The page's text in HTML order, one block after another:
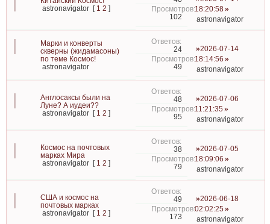
astronavigator
[ 1 2 ]
102
18:20:58
astronavigator
Марки и конверты
скверны (жидамасоны)
по теме Космос!
astronavigator
24
49
2026-07-14
18:14:56
astronavigator
Англосаксы были на
Луне? А иудеи??
astronavigator
[ 1 2 ]
48
95
2026-07-06
11:21:35
astronavigator
Космос на почтовых
марках Мира
astronavigator
[ 1 2 ]
38
79
2026-07-05
18:09:06
astronavigator
США и космос на
почтовых марках
astronavigator
[ 1 2 ]
49
173
2026-06-18
02:02:25
astronavigator